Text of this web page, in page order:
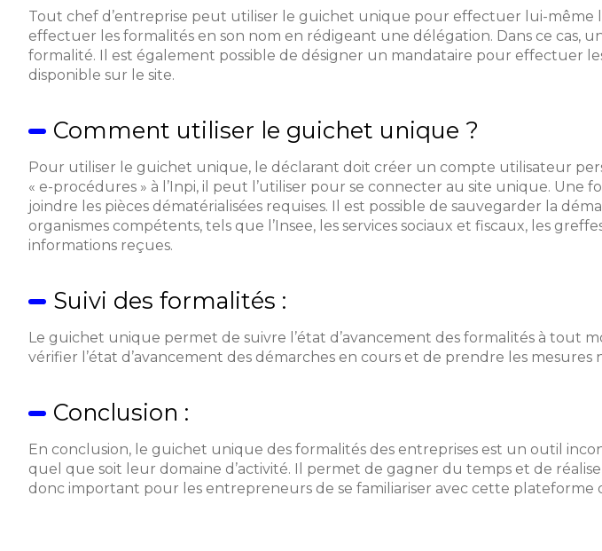
Tout chef d’entreprise peut utiliser le guichet unique pour effectuer lui-
effectuer les formalités en son nom en rédigeant une délégation. Dans ce cas,
formalité. Il est également possible de désigner un mandataire pour effectuer
disponible sur le site.
Comment utiliser le guichet unique ?
Pour utiliser le guichet unique, le déclarant doit créer un compte utilisateur
« e-procédures » à l’Inpi, il peut l’utiliser pour se connecter au site unique. Une
joindre les pièces dématérialisées requises. Il est possible de sauvegarder la
organismes compétents, tels que l’Insee, les services sociaux et fiscaux, les
informations reçues.
Suivi des formalités :
Le guichet unique permet de suivre l’état d’avancement des formalités à tout
vérifier l’état d’avancement des démarches en cours et de prendre les mesures
Conclusion :
En conclusion, le guichet unique des formalités des entreprises est un outil
quel que soit leur domaine d’activité. Il permet de gagner du temps et de
donc important pour les entrepreneurs de se familiariser avec cette plateforme